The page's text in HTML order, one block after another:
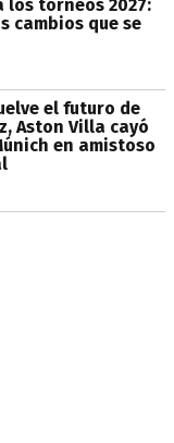
torneos 2027:
cambios que se
el futuro de
Aston Villa cayó
en amistoso